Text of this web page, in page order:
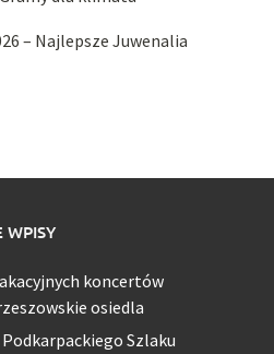
– Najlepsze Juwenalia
WPISY
koncertów
osiedla
Szlaku